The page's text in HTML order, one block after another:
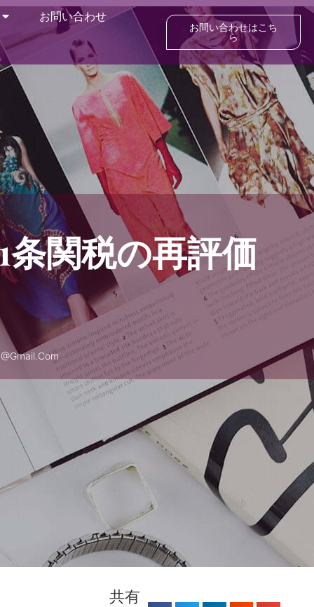
お問い合わせ
お問い合わせはこち
ら
関税の再評価
共有